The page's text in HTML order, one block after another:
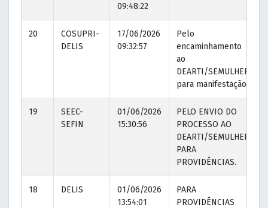
09:48:22
20
COSUPRI-
DELIS
17/06/2026
09:32:57
Pelo
encaminhamento
ao
DEARTI/SEMULHER
para manifestação.
19
SEEC-
SEFIN
01/06/2026
15:30:56
PELO ENVIO DO
PROCESSO AO
DEARTI/SEMULHER
PARA
PROVIDÊNCIAS.
18 DELIS
01/06/2026
13:54:01
PARA
PROVIDÊNCIAS